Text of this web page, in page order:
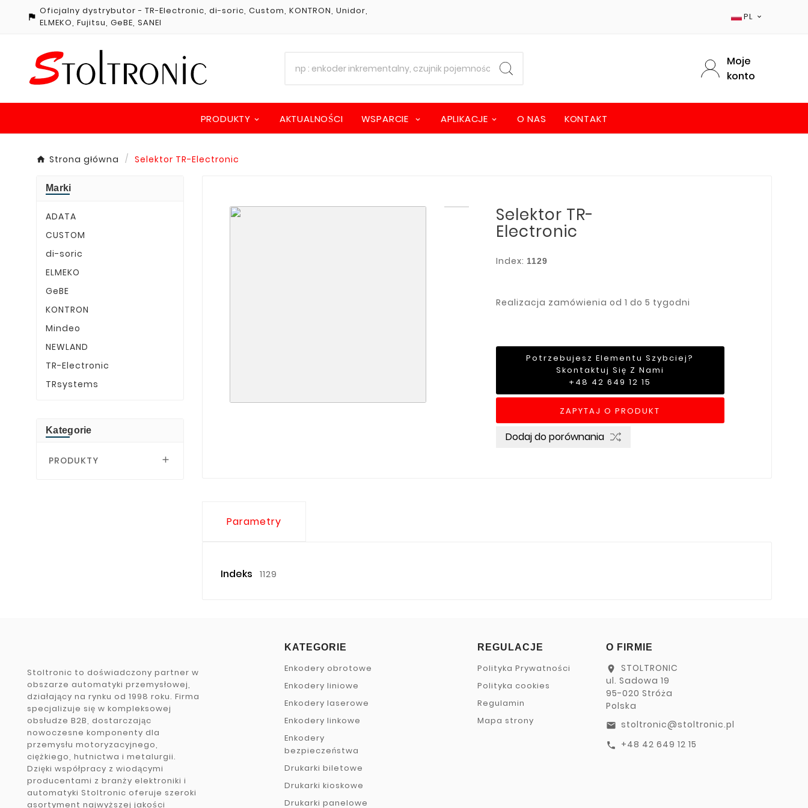

Oficjalny dystrybutor - TR-Electronic, di-soric, Custom, KONTRON, Unidor,
ELMEKO, Fujitsu, GeBE, SANEI
PL 
Moje
konto
PRODUKTY AKTUALNOŚCI WSPARCIE APLIKACJE O NAS KONTAKT
Strona główna Selektor TR-Electronic
Marki
ADATA
CUSTOM
di-soric
ELMEKO
GeBE
KONTRON
Mindeo
NEWLAND
TR-Electronic
TRsystems
Kategorie
PRODUKTY 
Selektor TR-
Electronic
Index: 1129
Realizacja zamówienia od 1 do 5 tygodni
Potrzebujesz Elementu Szybciej?
Skontaktuj Się Z Nami
+48 42 649 12 15
ZAPYTAJ O PRODUKT
Dodaj do porównania
Parametry
Indeks 1129
Stoltronic to doświadczony partner w
obszarze automatyki przemysłowej,
działający na rynku od 1998 roku. Firma
specjalizuje się w kompleksowej
obsłudze B2B, dostarczając
nowoczesne komponenty dla
przemysłu motoryzacyjnego,
ciężkiego, hutnictwa i metalurgii.
Dzięki współpracy z wiodącymi
producentami z branży elektroniki i
automatyki Stoltronic oferuje szeroki
asortyment najwyższej jakości
KATEGORIE
Enkodery obrotowe
Enkodery liniowe
Enkodery laserowe
Enkodery linkowe
Enkodery
bezpieczeństwa
Drukarki biletowe
Drukarki kioskowe
Drukarki panelowe
REGULACJE
Polityka Prywatności
Polityka cookies
Regulamin
Mapa strony
O FIRMIE
location_on
STOLTRONIC
ul. Sadowa 19
95-020 Stróża
Polska
email stoltronic@stoltronic.pl
call +48 42 649 12 15